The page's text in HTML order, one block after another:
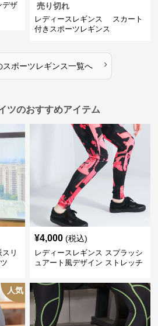
デザ
売り切れ
レディースレギンス スカート
付きスポーツレギンス
スポーツレギンス一覧へ ›
ツのおすすめアイテム
リ
¥4,000 (税込)
レディースレギンス スプラッシ
ュアート風デザイン ストレッチ
人気